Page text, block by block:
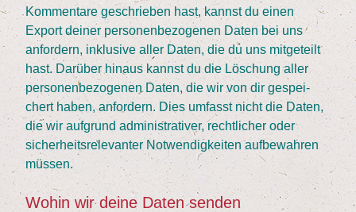
Kom­men­ta­re geschrie­ben hast, kannst du einen
Export dei­ner per­so­nen­be­zo­ge­nen Daten bei uns
anfor­dern, inklu­si­ve aller Daten, die du uns mit­ge­teilt
hast. Dar­über hin­aus kannst du die Löschung aller
per­so­nen­be­zo­ge­nen Daten, die wir von dir gespei­
chert haben, anfor­dern. Dies umfasst nicht die Daten,
die wir auf­grund admi­nis­tra­ti­ver, recht­li­cher oder
sicher­heits­re­le­van­ter Not­wen­dig­kei­ten auf­be­wah­ren
müssen.
Wohin wir dei­ne Daten senden